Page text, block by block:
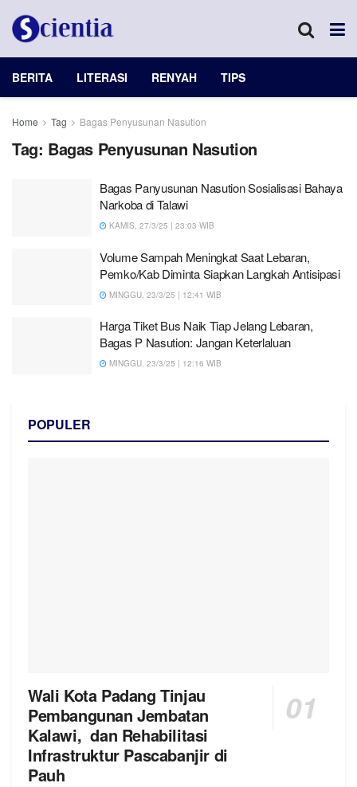
BERITA LITERASI RENYAH TIPS
Home Tag Bagas Penyusunan Nasution
Tag: Bagas Penyusunan Nasution
Bagas Panyusunan Nasution Sosialisasi Bahaya
Narkoba di Talawi
KAMIS, 27/3/25 | 23:03 WIB
Volume Sampah Meningkat Saat Lebaran,
Pemko/Kab Diminta Siapkan Langkah Antisipasi
MINGGU, 23/3/25 | 12:41 WIB
Harga Tiket Bus Naik Tiap Jelang Lebaran,
Bagas P Nasution: Jangan Keterlaluan
MINGGU, 23/3/25 | 12:16 WIB
POPULER
Wali Kota Padang Tinjau
Pembangunan Jembatan
Kalawi, dan Rehabilitasi
Infrastruktur Pascabanjir di
Pauh